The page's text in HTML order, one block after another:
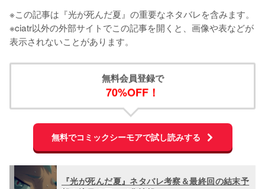
※この記事は『光が死んだ夏』の重要なネタバレを含みます。
※ciatr以外の外部サイトでこの記事を開くと、画像や表などが
無料会員登録で
70%OFF！
無料でコミックシーモアで試し読みする
『光が死んだ夏』ネタバレ考察＆最終回の結末予